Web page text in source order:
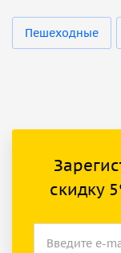
Пешеходные
скидку